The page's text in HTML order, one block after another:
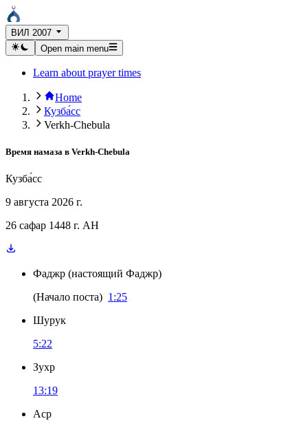
ВИЛ 2007
Open main menu
Learn about prayer times
Home
Кузба́сс
Verkh-Chebula
Время намаза в Verkh-Chebula
Кузба́сс
9 августа 2026 г.
26 сафар 1448 г. AH
Фаджр (настоящий Фаджр)
(Начало поста) 1:25
Шурук
5:22
Зухр
13:19
Аср